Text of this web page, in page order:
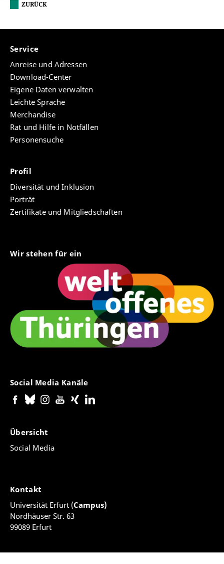
ZURÜCK
Service
Anreise und Adressen
Download-Center
Eigene Daten verwalten
Leichte Sprache
Merchandise
Rat und Hilfe in Notfällen
Personensuche
Profil
Diversität und Inklusion
Porträt
Zertifikate und Mitgliedschaften
Wir stehen für ein
Social Media Kanäle
Übersicht
Social Media
Kontakt
Universität Erfurt (Campus)
Nordhäuser Str. 63
99089 Erfurt